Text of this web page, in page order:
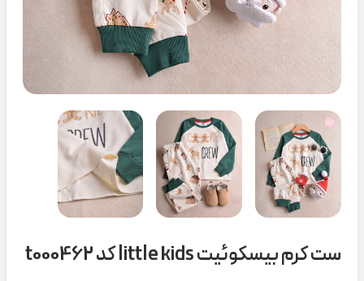
ست کرم بیسکوئیت little kids کد t000462